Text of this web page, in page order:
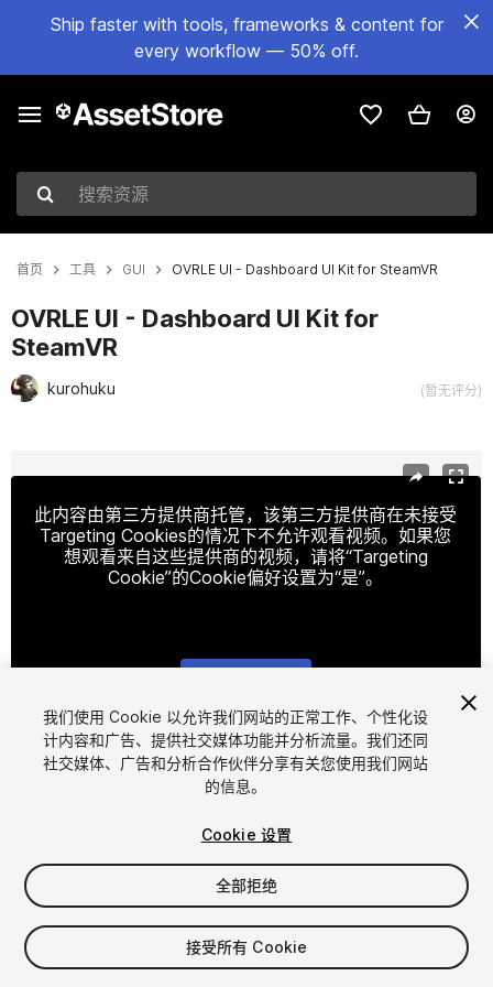
Ship faster with tools, frameworks & content for
every workflow — 50% off.
搜索资源
首页 工具 GUI OVRLE UI - Dashboard UI Kit for SteamVR
OVRLE UI - Dashboard UI Kit for
SteamVR
kurohuku (暂无评分)
此内容由第三方提供商托管，该第三方提供商在未接受
Targeting Cookies的情况下不允许观看视频。如果您
想观看来自这些提供商的视频，请将“Targeting
Cookie”的Cookie偏好设置为“是”。
1/11
$30
我们使用 Cookie 以允许我们网站的正常工作、个性化设
计内容和广告、提供社交媒体功能并分析流量。我们还同
社交媒体、广告和分析合作伙伴分享有关您使用我们网站
的信息。
Cookie 设置
全部拒绝
接受所有 Cookie